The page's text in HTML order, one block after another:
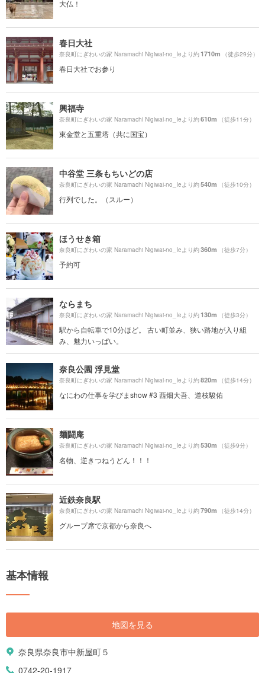
大仏！
春日大社
奈良町にぎわいの家 Naramachi Nigiwai-no_Ieより約1710m （徒歩29分）
春日大社でお参り
興福寺
奈良町にぎわいの家 Naramachi Nigiwai-no_Ieより約610m （徒歩11分）
東金堂と五重塔（共に国宝）
中谷堂 三条もちいどの店
奈良町にぎわいの家 Naramachi Nigiwai-no_Ieより約540m （徒歩10分）
行列でした。（スルー）
ほうせき箱
奈良町にぎわいの家 Naramachi Nigiwai-no_Ieより約360m （徒歩7分）
予約可
ならまち
奈良町にぎわいの家 Naramachi Nigiwai-no_Ieより約130m （徒歩3分）
駅から自転車で10分ほど。 古い町並み、狭い路地が入り組
み、魅力いっぱい。
奈良公園 浮見堂
奈良町にぎわいの家 Naramachi Nigiwai-no_Ieより約820m （徒歩14分）
なにわの仕事を学びまshow #3 西畑大吾、道枝駿佑
麺闘庵
奈良町にぎわいの家 Naramachi Nigiwai-no_Ieより約530m （徒歩9分）
名物、逆きつねうどん！！！
近鉄奈良駅
奈良町にぎわいの家 Naramachi Nigiwai-no_Ieより約790m （徒歩14分）
グループ席で京都から奈良へ
基本情報
地図を見る
奈良県奈良市中新屋町５
0742-20-1917